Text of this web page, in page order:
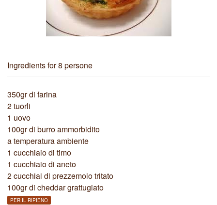
Ingredientsfor 8 persone
350gr di farina
2 tuorli
1 uovo
100gr di burro ammorbidito
a temperatura ambiente
1 cucchiaio di timo
1 cucchiaio di aneto
2 cucchiai di prezzemolo tritato
100gr di cheddar grattugiato
PER IL RIPIENO